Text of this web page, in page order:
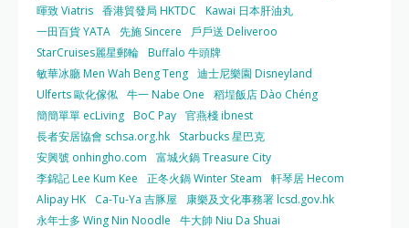
暉致 Viatris 香港貿發局 HKTDC
Kawai 日本肝油丸
一田百貨 YATA 先施 Sincere
戶戶送 Deliveroo
StarCruises麗星郵輪 Buffalo 牛頭牌
敏華冰廳 Men Wah Beng Teng 迪士尼樂園 Disneyland
Ulferts 歐化傢俬 牛一 Nabe One
稻埕飯店 Dào Chéng
簡簡單單 ecLiving BoC Pay 官燕棧 ibnest
長者安居協會 schsa.org.hk
Starbucks 星巴克
安興號 onhingho.com
富城火鍋 Treasure City
李錦記 Lee Kum Kee
正冬火鍋 Winter Steam
軒琴居 Hecom
Alipay HK
Ca-Tu-Ya 吉豚屋
康樂及文化事務署 lcsd.gov.hk
永年士多 Wing Nin Noodle
牛大帥 Niu Da Shuai